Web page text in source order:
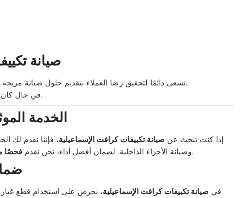
صيانة
نسعى دائمًا لتحقيق رضا العملاء بتقديم حلول صيانة مريحة وسريعة، مع التزامنا بمواعيد الخدمة. نحن هنا لدعمك بعد فترة الضمان لضمان أداء تكييف كرافت على أكمل وجه.
في حال كان.
الخدمة
إذا كنت تبحث عن صيانة تكييفات كرافت الإسماعيلية، فإننا نقدم لك
وصيانة الأجزاء الداخلية. لضمان أفضل أداء، نحن نقدم فحصًا للحصول على استشارة أو حجز موعد للصيانة.
في صيانة تكييفات كرافت الإسماعيلية، نحرص على استخدام قطع غيار